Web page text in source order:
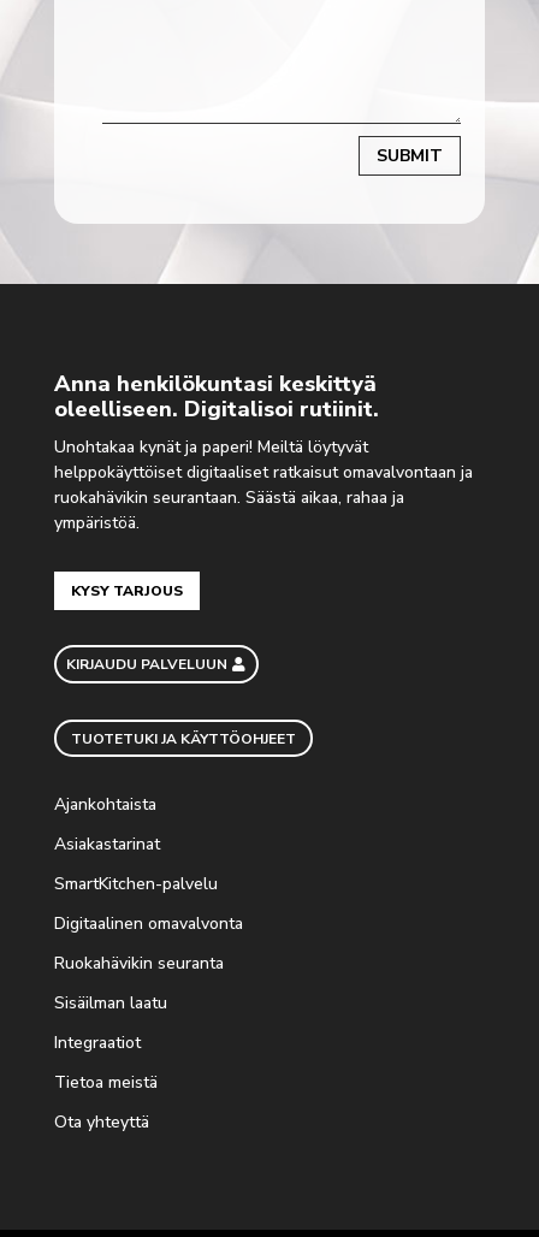
SUBMIT
Anna henkilökuntasi keskittyä
oleelliseen. Digitalisoi rutiinit.
Unohtakaa kynät ja paperi! Meiltä löytyvät
helppokäyttöiset digitaaliset ratkaisut omavalvontaan ja
ruokahävikin seurantaan. Säästä aikaa, rahaa ja
ympäristöä.
KYSY TARJOUS
KIRJAUDU PALVELUUN
TUOTETUKI JA KÄYTTÖOHJEET
Ajankohtaista
Asiakastarinat
SmartKitchen-palvelu
Digitaalinen omavalvonta
Ruokahävikin seuranta
Sisäilman laatu
Integraatiot
Tietoa meistä
Ota yhteyttä